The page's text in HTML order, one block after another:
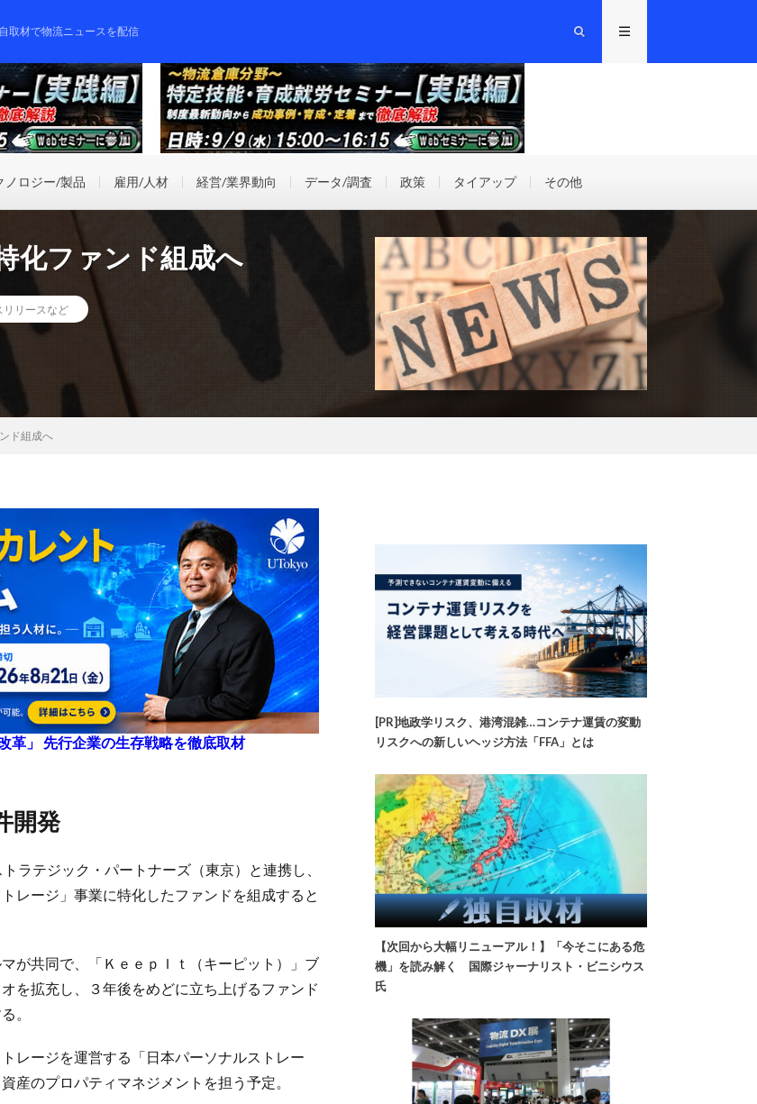
取材で物流ニュースを配信
ノロジー/製品 雇用/人材 経営/業界動向 データ/調査 政策 タイアップ その他
化ファンド組成へ
リリースなど
ド組成へ
革」 先行企業の生存戦略を徹底取材
開発
ラテジック・パートナーズ（東京）と連携し、
レージ」事業に特化したファンドを組成すると
が共同で、「ＫｅｅｐＩｔ（キーピット）」ブ
を拡充し、３年後をめどに立ち上げるファンド
。
レージを運営する「日本パーソナルストレー
産のプロパティマネジメントを担う予定。
[PR]地政学リスク、港湾混雑…コンテナ運賃の変動
リスクへの新しいヘッジ方法「FFA」とは
【次回から大幅リニューアル！】「今そこにある危
機」を読み解く 国際ジャーナリスト・ビニシウス
氏